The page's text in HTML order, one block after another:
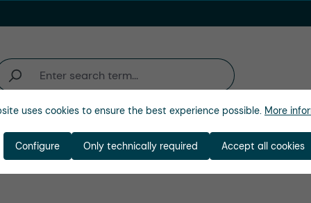
Entreprise
uses cookies to ensure the best experience possible. More
Only technically required
Configure Accept all cookies